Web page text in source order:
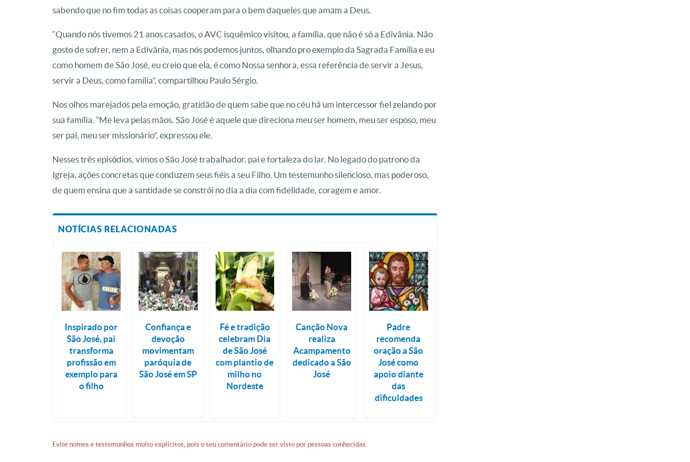
sabendo que no fim todas as coisas cooperam para o bem daqueles que amam a Deus.
“Quando nós tivemos 21 anos casados, o AVC isquêmico visitou, a família, que não é só a Edivânia. Não
gosto de sofrer, nem a Edivânia, mas nós podemos juntos, olhando pro exemplo da Sagrada Família e eu
como homem de São José, eu creio que ela, é como Nossa senhora, essa referência de servir a Jesus,
servir a Deus, como família”, compartilhou Paulo Sérgio.
Nos olhos marejados pela emoção, gratidão de quem sabe que no céu há um intercessor fiel zelando por
sua família. “Me leva pelas mãos. São José é aquele que direciona meu ser homem, meu ser esposo, meu
ser pai, meu ser missionário”, expressou ele.
Nesses três episódios, vimos o São José trabalhador, pai e fortaleza do lar. No legado do patrono da
Igreja, ações concretas que conduzem seus fiéis a seu Filho. Um testemunho silencioso, mas poderoso,
de quem ensina que a santidade se constrói no dia a dia com fidelidade, coragem e amor.
NOTÍCIAS RELACIONADAS
Inspirado por
São José, pai
transforma
profissão em
exemplo para
o filho
Confiança e
devoção
movimentam
paróquia de
São José em SP
Fé e tradição
celebram Dia
de São José
com plantio de
milho no
Nordeste
Canção Nova
realiza
Acampamento
dedicado a São
José
Padre
recomenda
oração a São
José como
apoio diante
das
dificuldades
Evite nomes e testemunhos muito explícitos, pois o seu comentário pode ser visto por pessoas conhecidas.